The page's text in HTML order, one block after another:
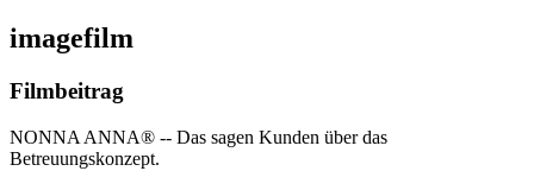
imagefilm
Filmbeitrag
NONNA ANNA® -- Das sagen Kunden über das
Betreuungskonzept.